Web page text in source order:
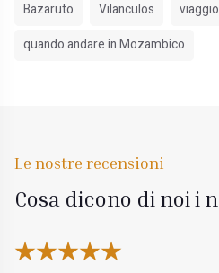
Bazaruto
Vilanculos
quando andare in Mozambico
Le nostre recensioni
Cosa dicono di noi i